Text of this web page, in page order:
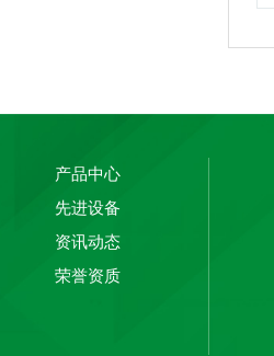
产品中心
先进设备
资讯动态
荣誉资质